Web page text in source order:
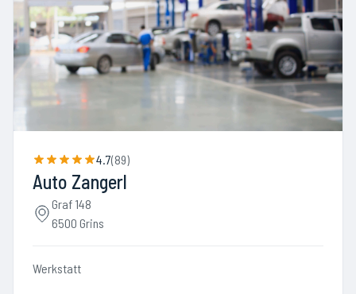
4.7(89)
Auto Zangerl
Graf 148
6500 Grins
Werkstatt